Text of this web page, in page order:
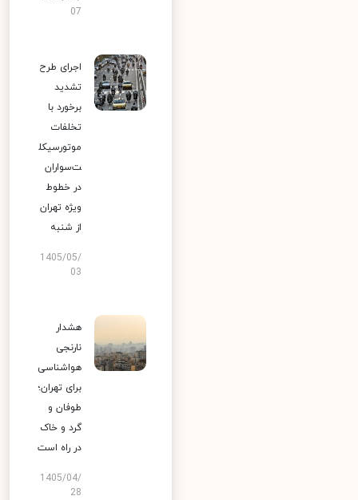
07
اجرای طرح
تشدید
برخورد با
تخلفات
موتورسیکل
ت‌سواران
در خطوط
ویژه تهران
از شنبه
1405/05/
03
هشدار
نارنجی
هواشناسی
برای تهران؛
طوفان و
گرد و خاک
در راه است
1405/04/
28